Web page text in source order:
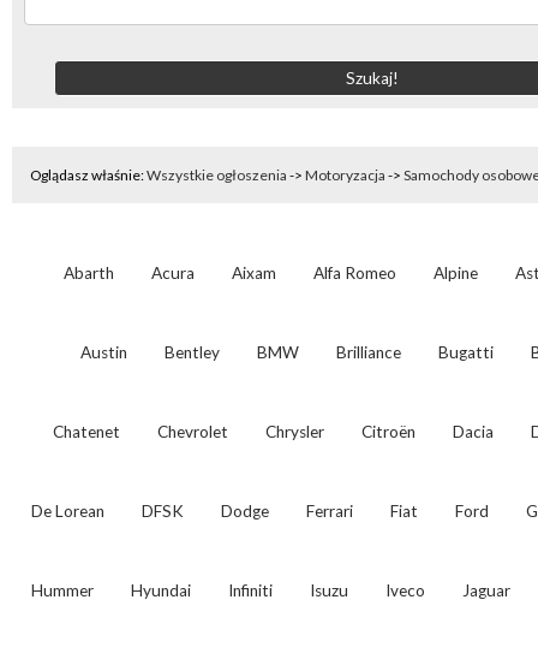
Oglądasz właśnie:Wszystkie ogłoszenia -> Motoryzacja -> Samochody
Abarth Acura Aixam Alfa Romeo Alpine
Austin Bentley BMW Brilliance Bugatti
Chatenet Chevrolet Chrysler Citroën Dacia
De Lorean DFSK Dodge Ferrari Fiat Ford
Hummer Hyundai Infiniti Isuzu Iveco Jaguar